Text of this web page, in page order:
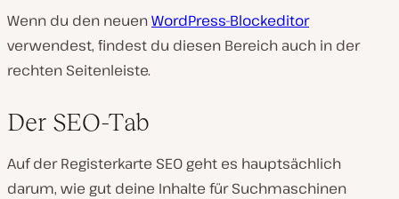
Wenn du den neuenWordPress-Blockeditor
verwendest, findest du diesen Bereich auch in der
rechten Seitenleiste.
Der SEO-Tab
Auf der Registerkarte SEO geht es hauptsächlich
darum, wie gut deine Inhalte für Suchmaschinen